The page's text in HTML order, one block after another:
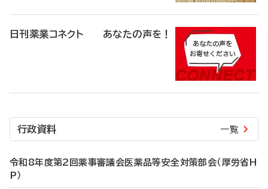
日刊薬業コネクト あなたの声を！
行政資料 一覧
令和8年度第2回薬事審議会医薬品等安全対策部会（厚労省H
P）